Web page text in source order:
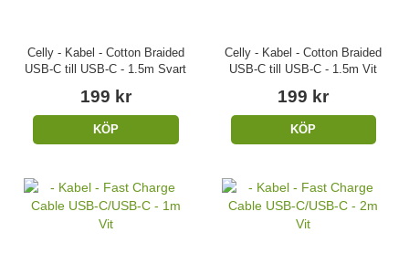
Celly - Kabel - Cotton Braided
USB-C till USB-C - 1.5m Svart
199 kr
KÖP
Celly - Kabel - Cotton Braided
USB-C till USB-C - 1.5m Vit
199 kr
KÖP